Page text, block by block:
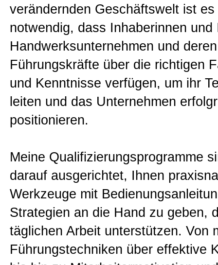
verändernden Geschäftswelt ist
notwendig, dass Inhaberinnen und
Handwerksunternehmen und deren
Führungskräfte über die richtigen
und Kenntnisse verfügen, um ihr
leiten und das Unternehmen
positionieren.
Meine Qualifizierungsprogramme
darauf ausgerichtet, Ihnen
Werkzeuge mit
Strategien an die Hand zu geben,
täglichen Arbeit unterstützen. Von
Führungstechniken über effektive